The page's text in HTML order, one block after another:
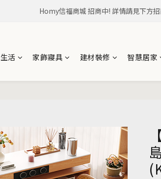
Homy信福商城，是信義房屋企業集團所有 居
Homy信福商城 招商中! 詳情請見下方
活 家飾寢具 建材裝修 智慧居家